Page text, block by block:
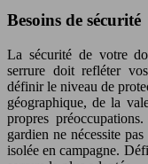
Besoins de sécurité
La sécurité de votre
serrure doit refléter
définir le niveau de
géographique, de la
propres
gardien ne nécessite
isolée en campagne.